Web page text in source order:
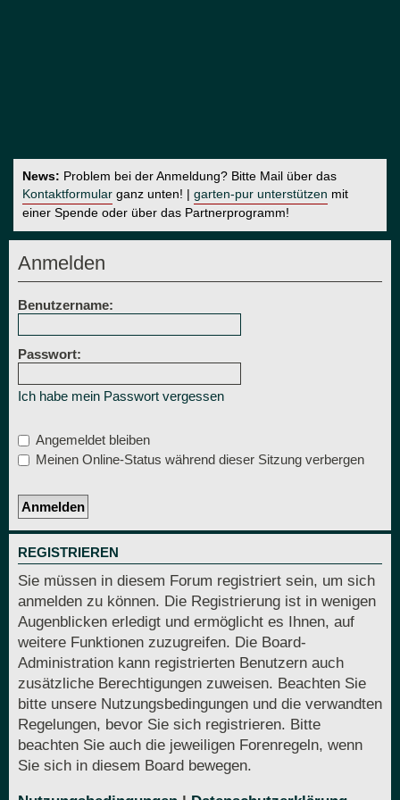
News: Problem bei der Anmeldung? Bitte Mail über das
Kontaktformular ganz unten! | garten-pur unterstützen mit
einer Spende oder über das Partnerprogramm!
Anmelden
Benutzername:
Passwort:
Ich habe mein Passwort vergessen
Angemeldet bleiben
Meinen Online-Status während dieser Sitzung verbergen
REGISTRIEREN
Sie müssen in diesem Forum registriert sein, um sich
anmelden zu können. Die Registrierung ist in wenigen
Augenblicken erledigt und ermöglicht es Ihnen, auf
weitere Funktionen zuzugreifen. Die Board-
Administration kann registrierten Benutzern auch
zusätzliche Berechtigungen zuweisen. Beachten Sie
bitte unsere Nutzungsbedingungen und die verwandten
Regelungen, bevor Sie sich registrieren. Bitte
beachten Sie auch die jeweiligen Forenregeln, wenn
Sie sich in diesem Board bewegen.